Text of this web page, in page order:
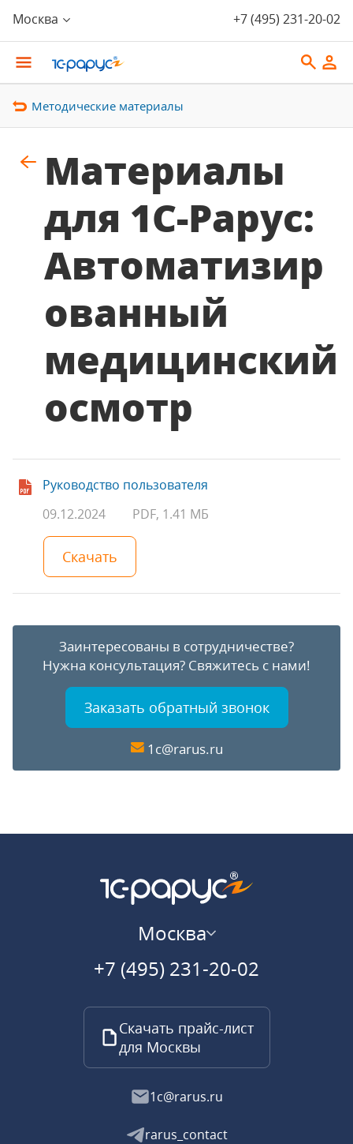
Москва +7 (495) 231-20-02
Методические материалы
Материалы
для 1С-Рарус:
Автоматизир
ованный
медицинский
осмотр
Руководство пользователя
09.12.2024
PDF, 1.41 МБ
Скачать
Заинтересованы в сотрудничестве?
Нужна консультация? Свяжитесь с нами!
Заказать обратный звонок
1c@rarus.ru
Москва
+7 (495) 231-20-02
Скачать прайс-лист
для Москвы
1c@rarus.ru
rarus_contact